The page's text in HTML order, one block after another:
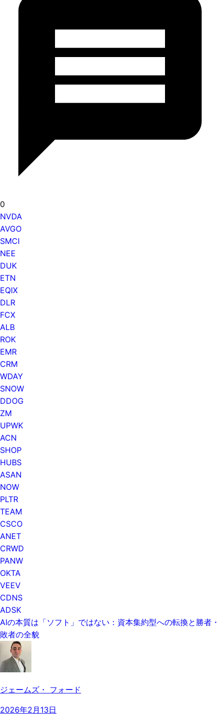
0
NVDA
AVGO
SMCI
NEE
DUK
ETN
EQIX
DLR
FCX
ALB
ROK
EMR
CRM
WDAY
SNOW
DDOG
ZM
UPWK
ACN
SHOP
HUBS
ASAN
NOW
PLTR
TEAM
CSCO
ANET
CRWD
PANW
OKTA
VEEV
CDNS
ADSK
AIの本質は「ソフト」ではない：資本集約型への転換と勝者・
敗者の全貌
ジェームズ・ フォード
2026年2月13日